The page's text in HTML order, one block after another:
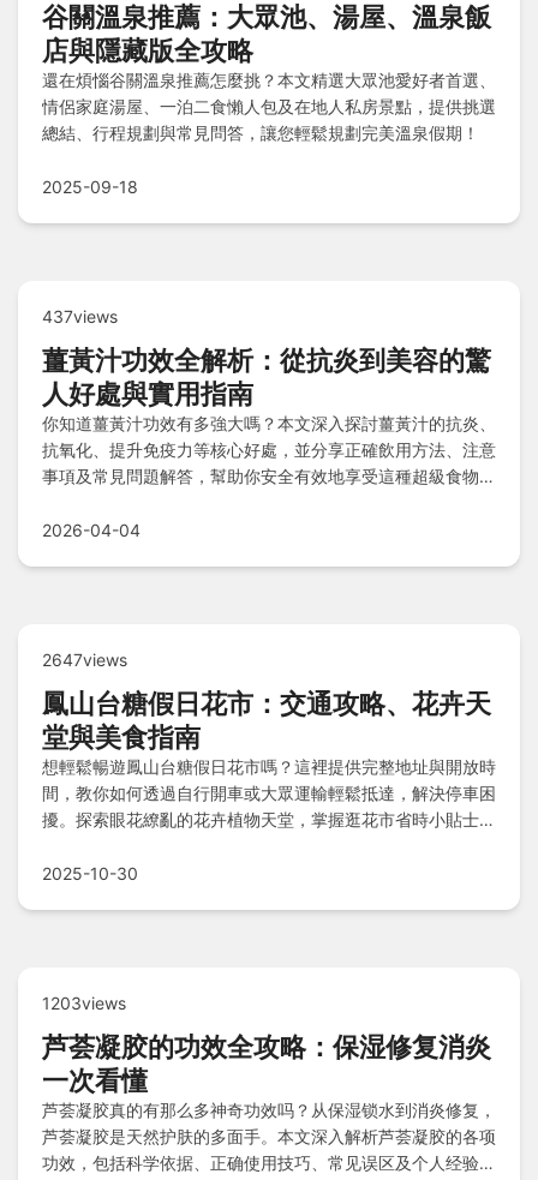
谷關溫泉推薦：大眾池、湯屋、溫泉飯
店與隱藏版全攻略
還在煩惱谷關溫泉推薦怎麼挑？本文精選大眾池愛好者首選、
情侶家庭湯屋、一泊二食懶人包及在地人私房景點，提供挑選
總結、行程規劃與常見問答，讓您輕鬆規劃完美溫泉假期！
2025-09-18
437views
薑黃汁功效全解析：從抗炎到美容的驚
人好處與實用指南
你知道薑黃汁功效有多強大嗎？本文深入探討薑黃汁的抗炎、
抗氧化、提升免疫力等核心好處，並分享正確飲用方法、注意
事項及常見問題解答，幫助你安全有效地享受這種超級食物的
2026-04-04
2647views
鳳山台糖假日花市：交通攻略、花卉天
堂與美食指南
想輕鬆暢遊鳳山台糖假日花市嗎？這裡提供完整地址與開放時
間，教你如何透過自行開車或大眾運輸輕鬆抵達，解決停車困
擾。探索眼花繚亂的花卉植物天堂，掌握逛花市省時小貼士與
糖廠小吃及停車場攤販，還有常見疑問解答，讓你的花市之旅
2025-10-30
1203views
芦荟凝胶的功效全攻略：保湿修复消炎
一次看懂
芦荟凝胶真的有那么多神奇功效吗？从保湿锁水到消炎修复，
芦荟凝胶是天然护肤的多面手。本文深入解析芦荟凝胶的各项
功效，包括科学依据、正确使用技巧、常见误区及个人经验分